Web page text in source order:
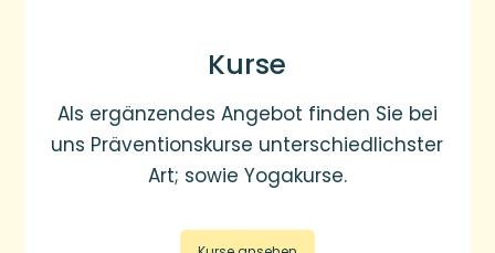
Kurse
Als ergänzendes Angebot finden Sie bei
uns Präventionskurse unterschiedlichster
Art; sowie Yogakurse.